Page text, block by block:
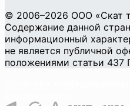
© 2006–2026 ООО «Скат
Содержание данной
информационный
не является публичной
положениями статьи 437